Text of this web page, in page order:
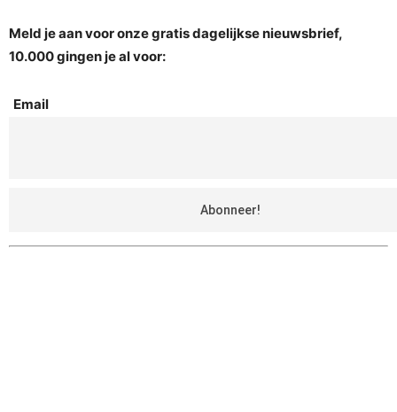
Meld je aan voor onze gratis dagelijkse nieuwsbrief,
10.000 gingen je al voor:
Email